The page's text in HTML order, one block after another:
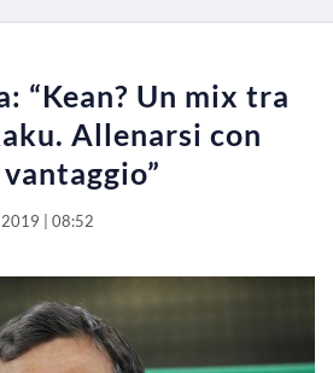
“Kean? Un mix tra
Allenarsi con
| 08:52